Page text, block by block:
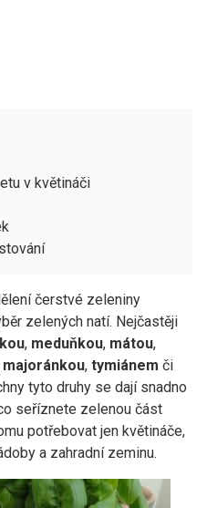
v květináči
čerstvé zeleniny
zelených natí. Nejčastěji
, meduňkou, mátou,
majoránkou, tymiánem či
tyto druhy se dají snadno
seříznete zelenou část
potřebovat jen květináče,
a zahradní zeminu.